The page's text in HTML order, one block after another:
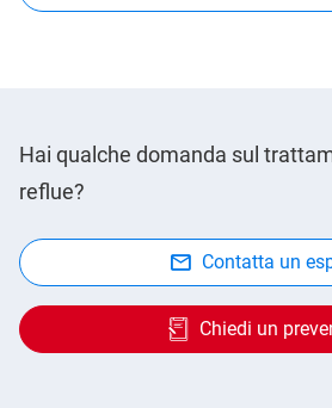
Hai qualche domanda sul
reflue?
Contatta un
Chiedi un